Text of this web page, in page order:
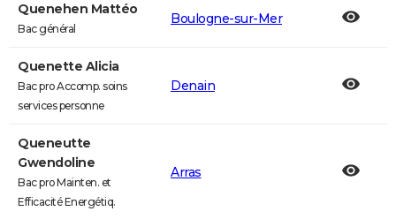
Quenehen Mattéo
Bac général
Boulogne-sur-Mer
Quenette Alicia
Bac pro Accomp. soins
services personne
Denain
Queneutte
Gwendoline
Bac pro Mainten. et
Efficacité Energétiq.
Arras